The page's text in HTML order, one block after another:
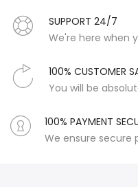
SUPPORT 24/7
We're here when
100% CUSTOMER
You will be
100% PAYMENT
We ensure secure